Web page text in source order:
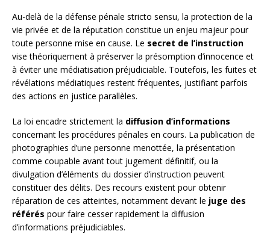
Au-delà de la défense pénale stricto sensu, la protection de la
vie privée et de la réputation constitue un enjeu majeur pour
toute personne mise en cause. Le secret de l’instruction
vise théoriquement à préserver la présomption d’innocence et
à éviter une médiatisation préjudiciable. Toutefois, les fuites et
révélations médiatiques restent fréquentes, justifiant parfois
des actions en justice parallèles.
La loi encadre strictement la diffusion d’informations
concernant les procédures pénales en cours. La publication de
photographies d’une personne menottée, la présentation
comme coupable avant tout jugement définitif, ou la
divulgation d’éléments du dossier d’instruction peuvent
constituer des délits. Des recours existent pour obtenir
réparation de ces atteintes, notamment devant le juge des
référés pour faire cesser rapidement la diffusion
d’informations préjudiciables.